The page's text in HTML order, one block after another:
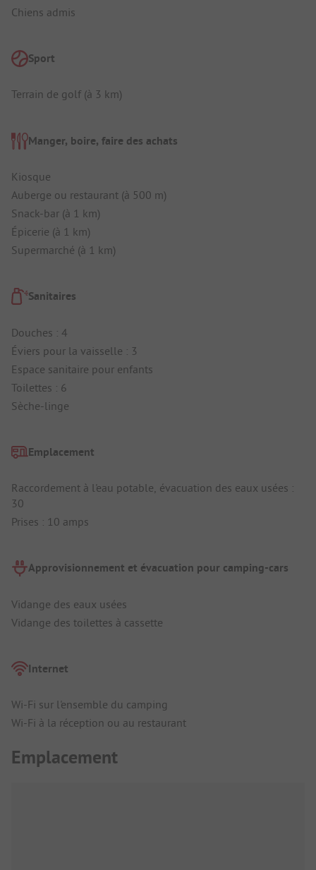
Chiens admis
Sport
Terrain de golf (à 3 km)
Manger, boire, faire des achats
Kiosque
Auberge ou restaurant (à 500 m)
Snack-bar (à 1 km)
Épicerie (à 1 km)
Supermarché (à 1 km)
Sanitaires
Douches : 4
Éviers pour la vaisselle : 3
Espace sanitaire pour enfants
Toilettes : 6
Sèche-linge
Emplacement
Raccordement à l'eau potable, évacuation des eaux usées :
30
Prises : 10 amps
Approvisionnement et évacuation pour camping-cars
Vidange des eaux usées
Vidange des toilettes à cassette
Internet
Wi-Fi sur l'ensemble du camping
Wi-Fi à la réception ou au restaurant
Emplacement